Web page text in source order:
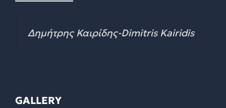
Δημήτρης Καιρίδης-Dimitris Kairidis
GALLERY